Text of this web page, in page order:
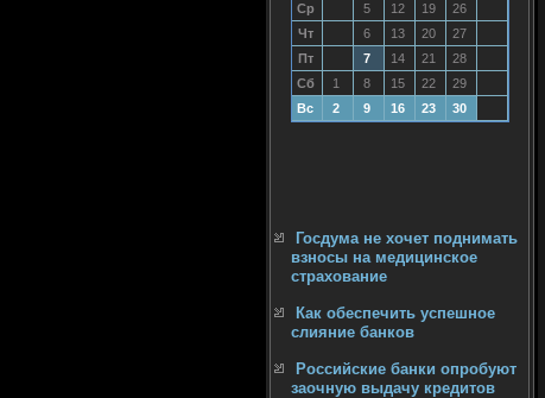
Ср
5 12 19
26
Чт
6 13 20
27
Пт
7 14 21
28
Сб
1 8 15 22
29
Вс
2 9 16 23 30
Госдума не хочет поднимать
взносы на медицинское
страхование
Как обеспечить успешное
слияние банков
Российские банки опробуют
заочную выдачу кредитов